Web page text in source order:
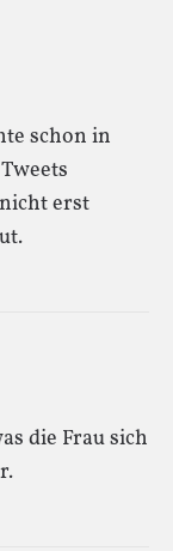
schon in
erst
die Frau sich